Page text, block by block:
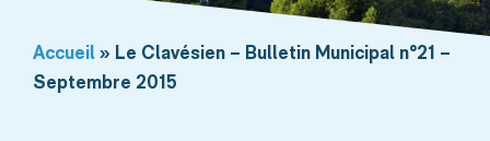
Accueil » Le Clavésien – Bulletin Municipal n°21 –
Septembre 2015